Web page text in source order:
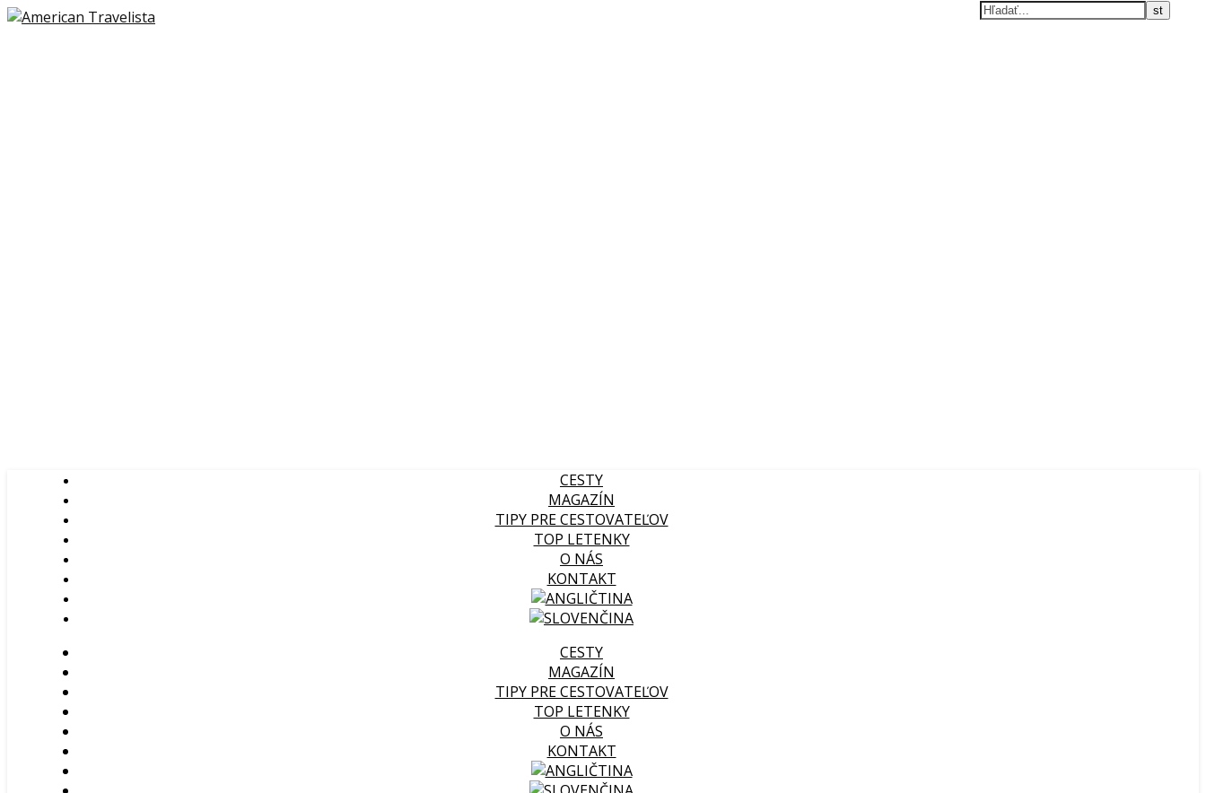
CESTY
MAGAZÍN
TIPY PRE CESTOVATEĽOV
TOP LETENKY
O NÁS
KONTAKT
CESTY
MAGAZÍN
TIPY PRE CESTOVATEĽOV
TOP LETENKY
O NÁS
KONTAKT